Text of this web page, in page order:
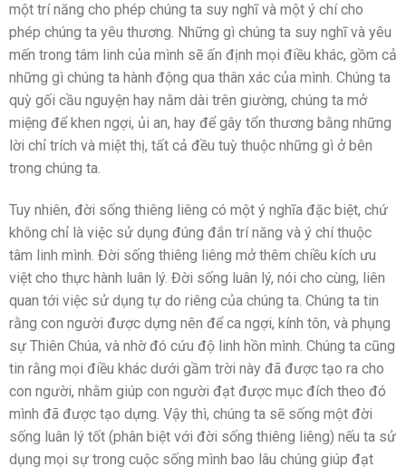
một trí năng cho phép chúng ta suy nghĩ và một ý chí cho
phép chúng ta yêu thương. Những gì chúng ta suy nghĩ và yêu
mến trong tâm linh của mình sẽ ấn định mọi điều khác, gồm cả
những gì chúng ta hành động qua thân xác của mình. Chúng ta
quỳ gối cầu nguyện hay nằm dài trên giường, chúng ta mở
miệng để khen ngợi, ủi an, hay để gây tổn thương bằng những
lời chỉ trích và miệt thị, tất cả đều tuỳ thuộc những gì ở bên
trong chúng ta.
Tuy nhiên, đời sống thiêng liêng có một ý nghĩa đặc biệt, chứ
không chỉ là việc sử dụng đúng đắn trí năng và ý chí thuộc
tâm linh mình. Đời sống thiêng liêng mở thêm chiều kích ưu
việt cho thực hành luân lý. Đời sống luân lý, nói cho cùng, liên
quan tới việc sử dụng tự do riêng của chúng ta. Chúng ta tin
rằng con người được dựng nên để ca ngợi, kính tôn, và phụng
sự Thiên Chúa, và nhờ đó cứu độ linh hồn mình. Chúng ta cũng
tin rằng mọi điều khác dưới gầm trời này đã được tạo ra cho
con người, nhằm giúp con người đạt được mục đích theo đó
mình đã được tạo dựng. Vậy thì, chúng ta sẽ sống một đời
sống luân lý tốt (phân biệt với đời sống thiêng liêng) nếu ta sử
dụng mọi sự trong cuộc sống mình bao lâu chúng giúp đạt